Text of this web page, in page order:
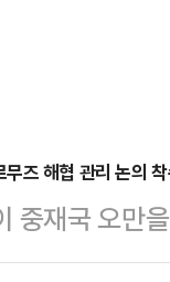
즈 해협 관리 논의
중재국 오만
란이 휴전